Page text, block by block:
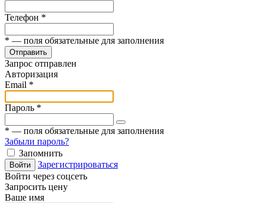
Телефон *
* — поля обязательные для заполнения
Отправить
Запрос отправлен
Авторизация
Email *
Пароль *
* — поля обязательные для заполнения
Забыли пароль?
Запомнить
Войти
Зарегистрироваться
Войти через соцсеть
Запросить цену
Ваше имя